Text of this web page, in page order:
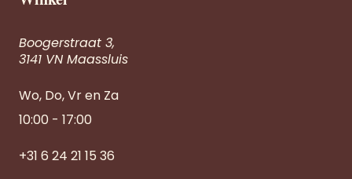
Boogerstraat 3,
3141 VN Maassluis
Wo, Do, Vr en Za
10:00 - 17:00
+31 6 24 21 15 36